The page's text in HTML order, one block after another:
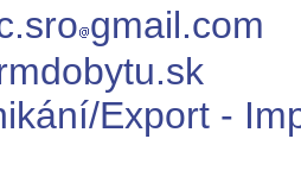
gmail.com
Export -